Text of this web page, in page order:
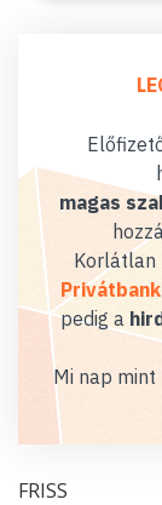
magas
Korlátlan
pedig a
Mi nap mint
FRISS